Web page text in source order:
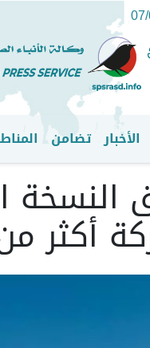
الرئيسية
الأخبار تضامن
من 400